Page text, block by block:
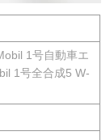
1号自動車エ
1号全合成5 W-